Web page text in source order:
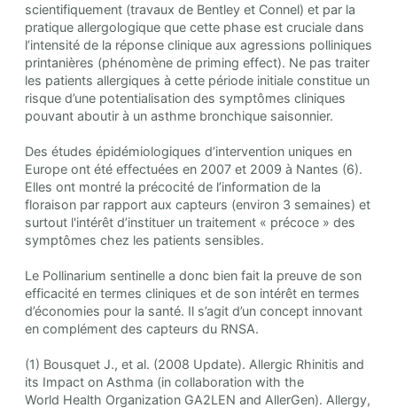
scientifiquement (travaux de Bentley et Connel) et par la
pratique allergologique que cette phase est cruciale dans
l’intensité de la réponse clinique aux agressions polliniques
printanières (phénomène de priming effect). Ne pas traiter
les patients allergiques à cette période initiale constitue un
risque d’une potentialisation des symptômes cliniques
pouvant aboutir à un asthme bronchique saisonnier.
Des études épidémiologiques d’intervention uniques en
Europe ont été effectuées en 2007 et 2009 à Nantes (6).
Elles ont montré la précocité de l’information de la
floraison par rapport aux capteurs (environ 3 semaines) et
surtout l'intérêt d’instituer un traitement « précoce » des
symptômes chez les patients sensibles.
Le Pollinarium sentinelle a donc bien fait la preuve de son
efficacité en termes cliniques et de son intérêt en termes
d’économies pour la santé. Il s’agit d’un concept innovant
en complément des capteurs du RNSA.
(1) Bousquet J., et al. (2008 Update). Allergic Rhinitis and
its Impact on Asthma (in collaboration with the
World Health Organization GA2LEN and AllerGen). Allergy,